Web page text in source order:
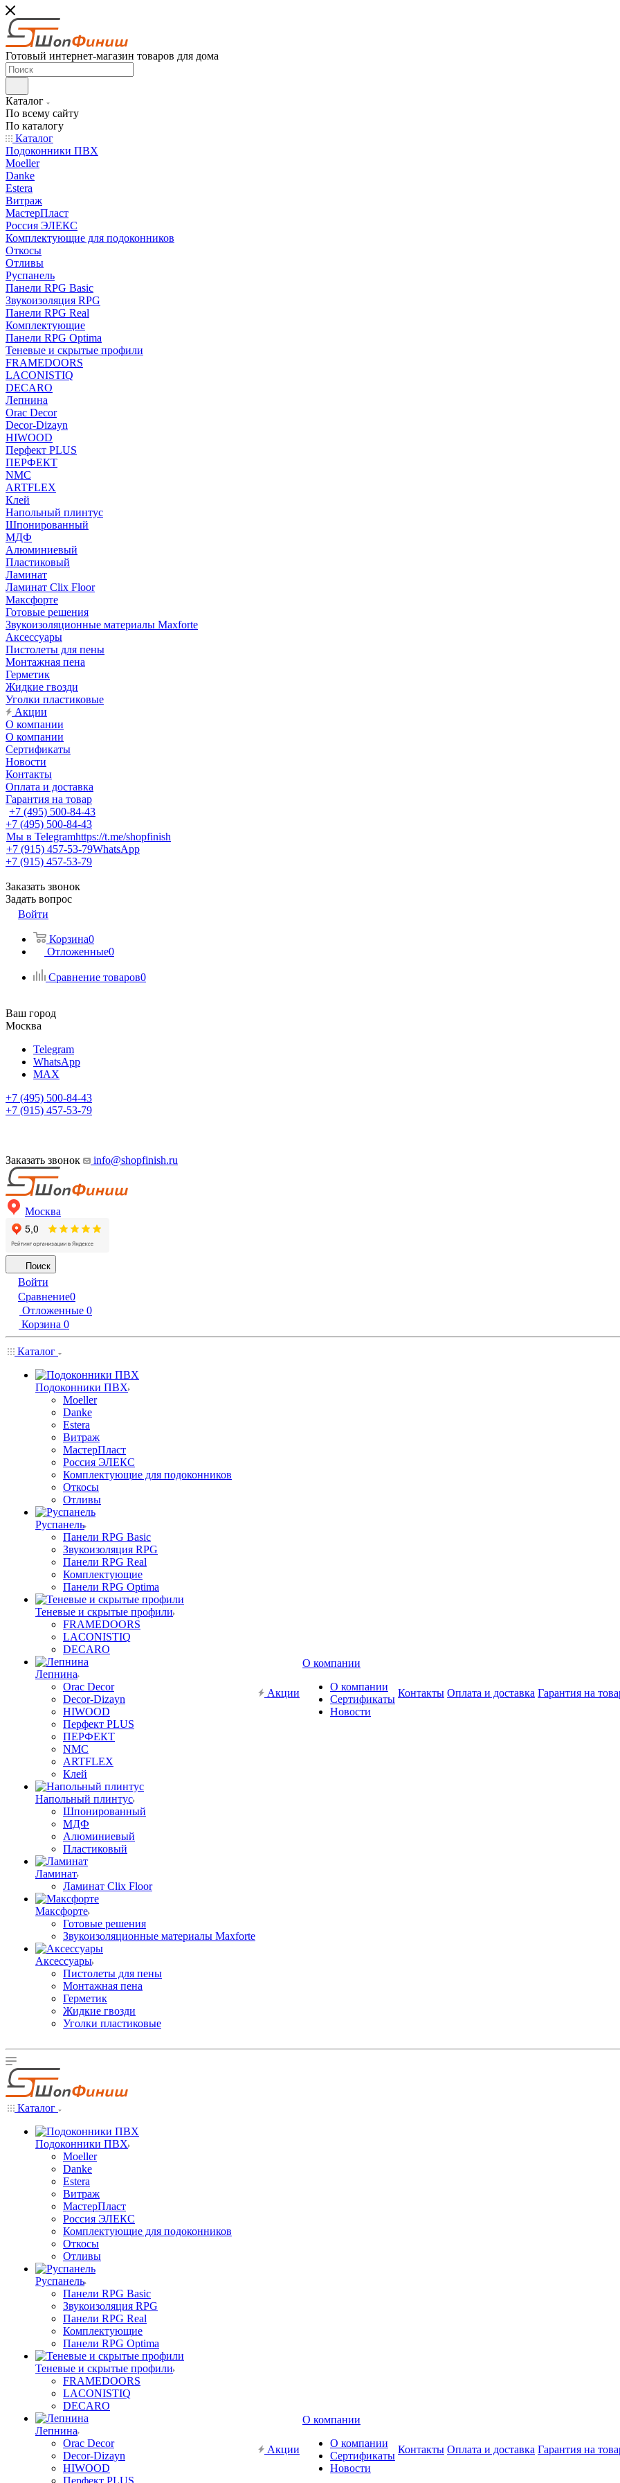
Готовый интернет-магазин товаров для дома
Каталог
По всему сайту
По каталогу
Каталог
Подоконники ПВХ
Moeller
Danke
Estera
Витраж
МастерПласт
Россия ЭЛЕКС
Комплектующие для подоконников
Откосы
Отливы
Руспанель
Панели RPG Basic
Звукоизоляция RPG
Панели RPG Real
Комплектующие
Панели RPG Optima
Теневые и скрытые профили
FRAMEDOORS
LACONISTIQ
DECARO
Лепнина
Orac Decor
Decor-Dizayn
HIWOOD
Перфект PLUS
ПЕРФЕКТ
NMC
ARTFLEX
Клей
Напольный плинтус
Шпонированный
МДФ
Алюминиевый
Пластиковый
Ламинат
Ламинат Clix Floor
Максфорте
Готовые решения
Звукоизоляционные материалы Maxforte
Аксессуары
Пистолеты для пены
Монтажная пена
Герметик
Жидкие гвозди
Уголки пластиковые
Акции
О компании
О компании
Сертификаты
Новости
Контакты
Оплата и доставка
Гарантия на товар
+7 (495) 500-84-43
+7 (495) 500-84-43
Мы в Telegramhttps://t.me/shopfinish
+7 (915) 457-53-79WhatsApp
+7 (915) 457-53-79
Заказать звонок
Задать вопрос
Войти
Корзина0
Отложенные0
Сравнение товаров0
Ваш город
Москва
Telegram
WhatsApp
MAX
+7 (495) 500-84-43
+7 (915) 457-53-79
Заказать звонок info@shopfinish.ru
Москва
Поиск
Войти
Сравнение0
Отложенные 0
Корзина 0
Каталог
Подоконники ПВХ
Moeller
Danke
Estera
Витраж
МастерПласт
Россия ЭЛЕКС
Комплектующие для подоконников
Откосы
Отливы
Руспанель
Панели RPG Basic
Звукоизоляция RPG
Панели RPG Real
Комплектующие
Панели RPG Optima
Теневые и скрытые профили
FRAMEDOORS
LACONISTIQ
DECARO
Лепнина
Orac Decor
Decor-Dizayn
HIWOOD
Перфект PLUS
ПЕРФЕКТ
NMC
ARTFLEX
Клей
Напольный плинтус
Шпонированный
МДФ
Алюминиевый
Пластиковый
Ламинат
Ламинат Clix Floor
Максфорте
Готовые решения
Звукоизоляционные материалы Maxforte
Аксессуары
Пистолеты для пены
Монтажная пена
Герметик
Жидкие гвозди
Уголки пластиковые
Акции
О компании
О компании
Сертификаты
Новости
Контакты Оплата и доставка Гарантия на
Каталог
Подоконники ПВХ
Moeller
Danke
Estera
Витраж
МастерПласт
Россия ЭЛЕКС
Комплектующие для подоконников
Откосы
Отливы
Руспанель
Панели RPG Basic
Звукоизоляция RPG
Панели RPG Real
Комплектующие
Панели RPG Optima
Теневые и скрытые профили
FRAMEDOORS
LACONISTIQ
DECARO
Лепнина
Orac Decor
Decor-Dizayn
HIWOOD
Перфект PLUS
Акции
О компании
О компании
Сертификаты
Новости
Контакты Оплата и доставка Гарантия на